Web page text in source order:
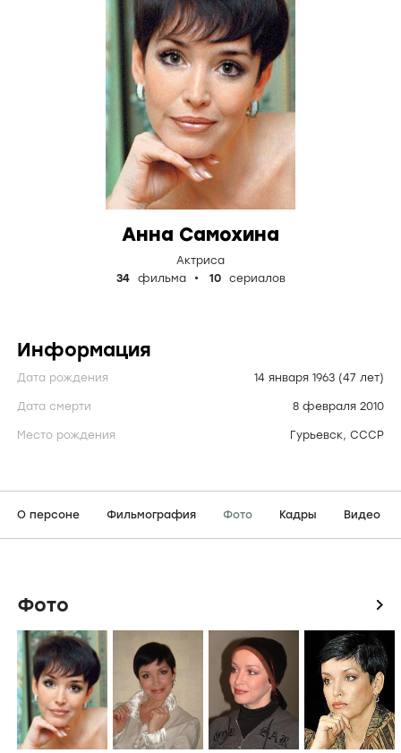
Анна Самохина
Актриса
34
фильма 10 сериалов
Информация
Дата рождения 14 января 1963 (47 лет)
Дата смерти 8 февраля 2010
Место рождения Гурьевск, СССР
О персоне Фильмография Фото Кадры Видео
Фото icon